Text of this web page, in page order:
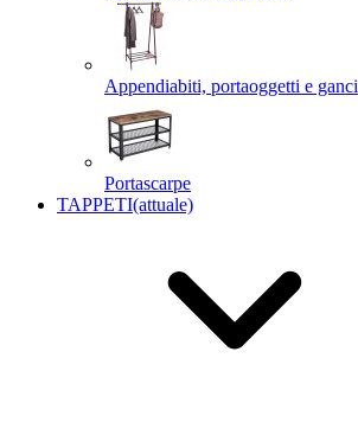
Appendiabiti, portaoggetti e ganci
Portascarpe
TAPPETI(attuale)